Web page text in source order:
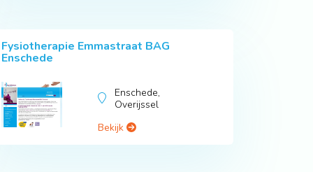
Fysiotherapie Emmastraat BAG
Enschede
Enschede,
Overijssel
Bekijk